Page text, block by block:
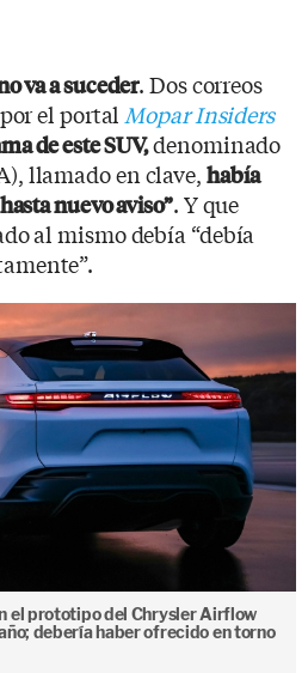
va a suceder. Dos correos
el portal Mopar Insiders
de este SUV,denominado
llamado en clave, había
nuevo aviso”. Y que
al mismo debía “debía
el prototipo del Chrysler Airflow
debería haber ofrecido en torno